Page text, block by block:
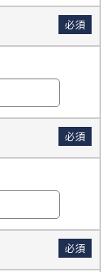
必須
必須
必須